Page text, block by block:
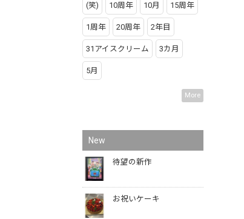
(笑) 10周年 10月 15周年
1周年 20周年 2年目
31アイスクリーム 3カ月
5月
More
New
待望の新作
お祝いケーキ